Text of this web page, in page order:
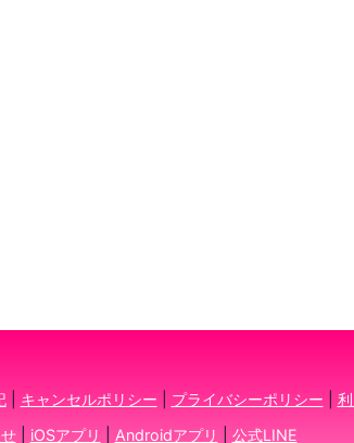
| キャンセルポリシー プライバシーポリシー
| iOSアプリ Androidアプリ 公式LINE